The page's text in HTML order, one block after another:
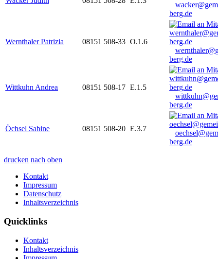
berg.de
Wernthaler Patrizia 08151 508-33 O.1.6
berg.de
Wittkuhn Andrea 08151 508-17 E.1.5
berg.de
Öchsel Sabine 08151 508-20 E.3.7
berg.de
drucken nach oben
Kontakt
Impressum
Datenschutz
Inhaltsverzeichnis
Quicklinks
Kontakt
Inhaltsverzeichnis